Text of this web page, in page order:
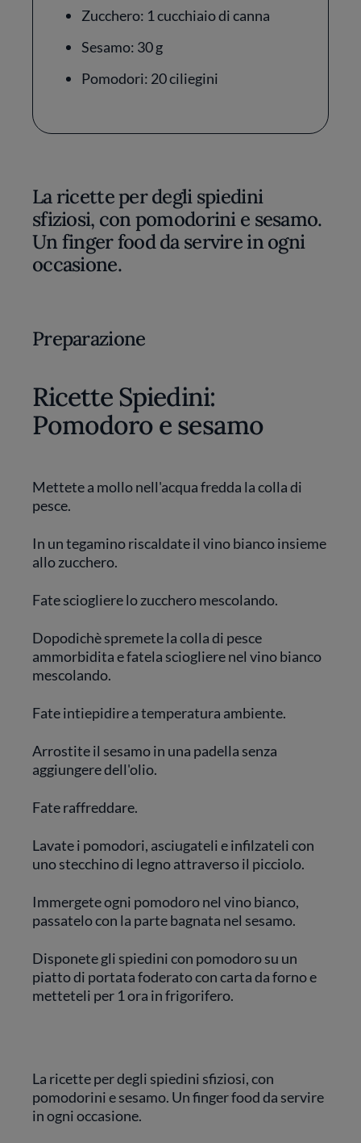
Zucchero: 1 cucchiaio di canna
Sesamo: 30 g
Pomodori: 20 ciliegini
La ricette per degli spiedini
sfiziosi, con pomodorini e sesamo.
Un finger food da servire in ogni
occasione.
Preparazione
Ricette Spiedini:
Pomodoro e sesamo
Mettete a mollo nell'acqua fredda la colla di
pesce.
In un tegamino riscaldate il vino bianco insieme
allo zucchero.
Fate sciogliere lo zucchero mescolando.
Dopodichè spremete la colla di pesce
ammorbidita e fatela sciogliere nel vino bianco
mescolando.
Fate intiepidire a temperatura ambiente.
Arrostite il sesamo in una padella senza
aggiungere dell'olio.
Fate raffreddare.
Lavate i pomodori, asciugateli e infilzateli con
uno stecchino di legno attraverso il picciolo.
Immergete ogni pomodoro nel vino bianco,
passatelo con la parte bagnata nel sesamo.
Disponete gli spiedini con pomodoro su un
piatto di portata foderato con carta da forno e
metteteli per 1 ora in frigorifero.
La ricette per degli spiedini sfiziosi, con
pomodorini e sesamo. Un finger food da servire
in ogni occasione.